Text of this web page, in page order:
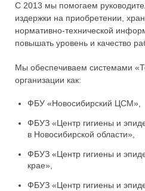
С 2013 мы помогаем
издержки на приобретении,
нормативно-технической
повышать уровень и качество
Мы обеспечиваем системами
организации как:
ФБУ «Новосибирский ЦСМ»,
ФБУЗ «Центр гигиены и
в Новосибирской области»,
ФБУЗ «Центр гигиены и
крае»,
ФБУЗ «Центр гигиены и